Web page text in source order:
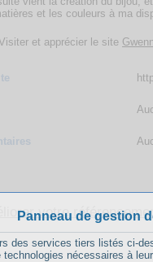
et les couleurs à ma
et apprécier le site
Panneau de gestion
des services tiers listés ci-
nécessaires à